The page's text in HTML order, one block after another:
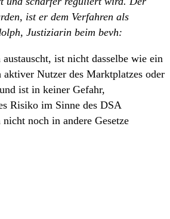
ist er dem Verfahren als
Justiziarin beim bevh:
ist nicht dasselbe wie ein
Nutzer des Marktplatzes oder
ist in keiner Gefahr,
Risiko im Sinne des DSA
noch in andere Gesetze